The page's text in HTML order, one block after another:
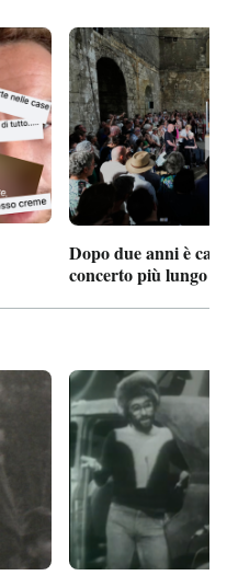
Dopo due anni è
concerto più lungo